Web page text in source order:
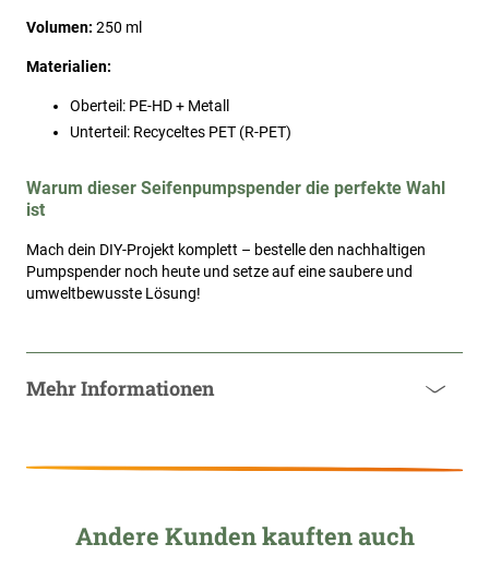
Volumen: 250 ml
Materialien:
Oberteil: PE-HD + Metall
Unterteil: Recyceltes PET (R-PET)
Warum dieser Seifenpumpspender die perfekte Wahl
ist
Mach dein DIY-Projekt komplett – bestelle den nachhaltigen
Pumpspender noch heute und setze auf eine saubere und
umweltbewusste Lösung!
Mehr Informationen
Andere Kunden kauften auch